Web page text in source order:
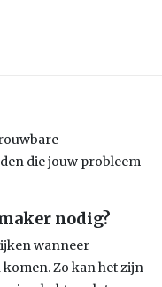
die jouw probleem
nodig?
wanneer
Zo kan het zijn